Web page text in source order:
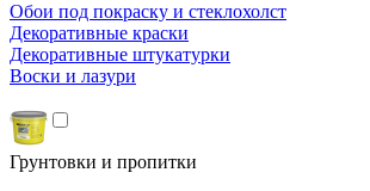
Обои под покраску и стеклохолст
Декоративные краски
Декоративные штукатурки
Воски и лазури
Грунтовки и пропитки